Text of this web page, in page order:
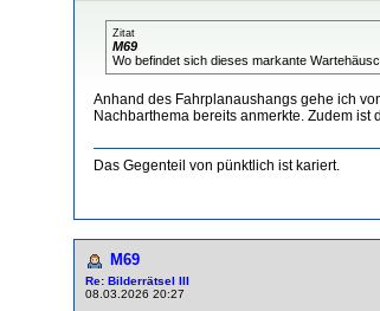
Zitat
M69
Wo befindet sich dieses markante
Anhand des Fahrplanaushangs gehe ich
Nachbarthema bereits anmerkte. Zudem ist
Das Gegenteil von pünktlich ist kariert.
M69
Re: Bilderrätsel III
08.03.2026 20:27